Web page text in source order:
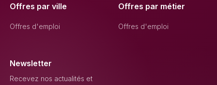
Offres par ville
Offres d'emploi
Offres par métier
Offres d'emploi
Newsletter
Recevez nos actualités et